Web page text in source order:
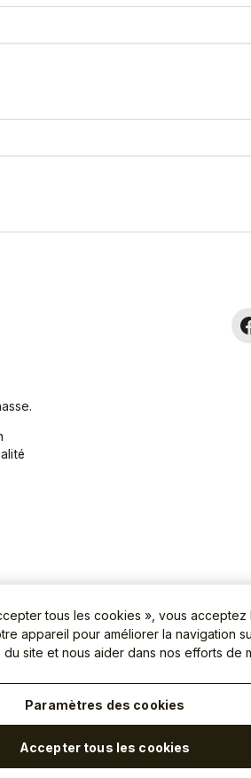
tous les cookies », vous
appareil pour améliorer la navigation
du site et nous aider dans nos efforts de
Paramètres des cookies
Accepter tous les cookies